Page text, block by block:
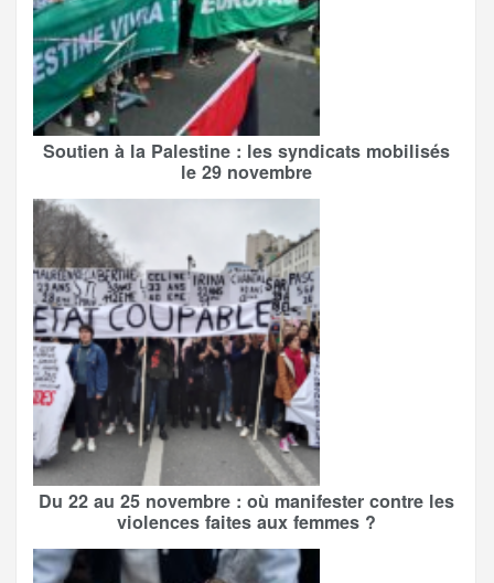
Soutien à la Palestine : les syndicats mobilisés
le 29 novembre
Du 22 au 25 novembre : où manifester contre les
violences faites aux femmes ?